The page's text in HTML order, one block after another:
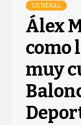
GENERAL
Álex
como
muy